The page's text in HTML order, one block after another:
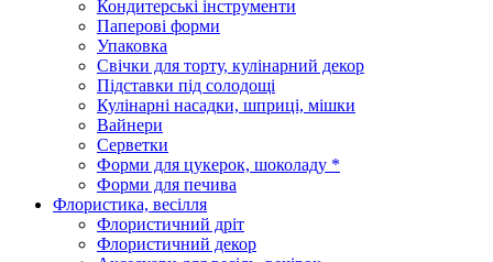
Кондитерські інструменти
Паперові форми
Упаковка
Свічки для торту, кулінарний декор
Підставки під солодощі
Кулінарні насадки, шприці, мішки
Вайнери
Серветки
Форми для цукерок, шоколаду *
Форми для печива
Флористика, весілля
Флористичний дріт
Флористичний декор